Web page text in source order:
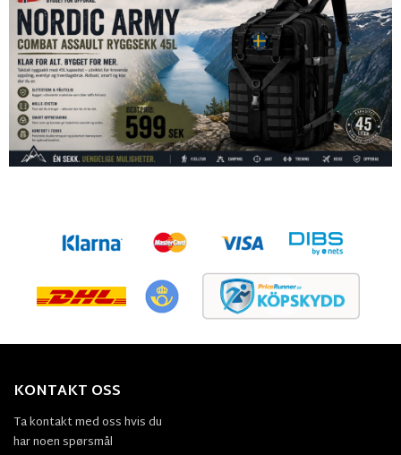
KONTAKT OSS
Ta kontakt med oss hvis du
har noen spørsmål